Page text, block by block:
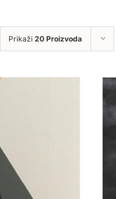
Prikaži 20 Proizvoda